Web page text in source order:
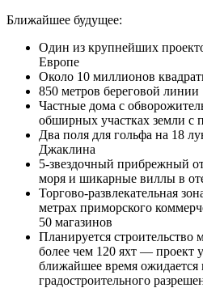
Ближайшее будущее:
Один из крупнейших
Европе
Около 10 миллионов
850 метров береговой линии
Частные дома с
обширных участках земли с
Два поля для гольфа на 18
Джаклина
5-звездочный прибрежный
моря и шикарные виллы в
Торгово-развлекательная
метрах приморского
50 магазинов
Планируется
более чем 120 яхт — проект
ближайшее время ожидается
градостроительного